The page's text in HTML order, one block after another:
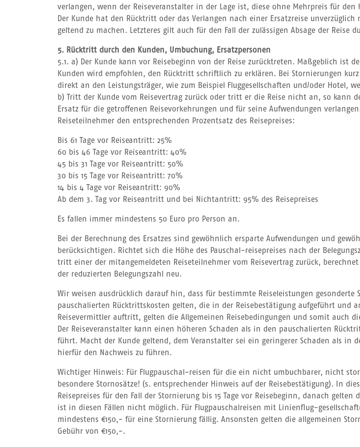
verlangen, wenn der Reiseveranstalter in der Lage ist, diese ohne Mehrpreis für den
Der Kunde hat den Rücktritt oder das Verlangen nach einer Ersatzreise
geltend zu machen. Letzteres gilt auch für den Fall der zulässigen Absage der Reise
5. Rücktritt durch den Kunden, Umbuchung, Ersatzpersonen
5.1. a) Der Kunde kann vor Reisebeginn von der Reise zurücktreten. Maßgeblich ist
Kunden wird empfohlen, den Rücktritt schriftlich zu erklären. Bei Stornierungen
direkt an den Leistungsträger, wie zum Beispiel Fluggesellschaften und/oder Hotel,
b) Tritt der Kunde vom Reisevertrag zurück oder tritt er die Reise nicht an, so kann
Ersatz für die getroffenen Reisevorkehrungen und für seine Aufwendungen
Reiseteilnehmer den entsprechenden Prozentsatz des Reisepreises:
Bis 61 Tage vor Reiseantritt: 25%
60 bis 46 Tage vor Reiseantritt: 40%
45 bis 31 Tage vor Reiseantritt: 50%
30 bis 15 Tage vor Reiseantritt: 70%
14 bis 4 Tage vor Reiseantritt: 90%
Ab dem 3. Tag vor Reiseantritt und bei Nichtantritt: 95% des Reisepreises
Es fallen immer mindestens 50 Euro pro Person an.
Bei der Berechnung des Ersatzes sind gewöhnlich ersparte Aufwendungen und
berücksichtigen. Richtet sich die Höhe des Pauschal-reisepreises nach der
tritt einer der mitangemeldeten Reiseteilnehmer vom Reisevertrag zurück,
der reduzierten Belegungszahl neu.
Wir weisen ausdrücklich darauf hin, dass für bestimmte Reiseleistungen
pauschalierten Rücktrittskosten gelten, die in der Reisebestätigung aufgeführt und
Reisevermittler auftritt, gelten die Allgemeinen Reisebedingungen und somit auch
Der Reiseveranstalter kann einen höheren Schaden als in den pauschalierten
führt. Macht der Kunde geltend, dem Veranstalter sei ein geringerer Schaden als
hierfür den Nachweis zu führen.
Wichtiger Hinweis: Für Flugpauschal-reisen für die ein nicht umbuchbarer, nicht
besondere Stornosätze! (s. entsprechender Hinweis auf der Reisebestätigung). In
Reisepreises für den Fall der Stornierung bis 15 Tage vor Reisebeginn, danach
ist in diesen Fällen nicht möglich. Für Flugpauschalreisen mit Linienflug-
mindestens €150,- für eine Stornierung fällig. Ansonsten gelten die allgemeinen
Gebühr von €150,-.